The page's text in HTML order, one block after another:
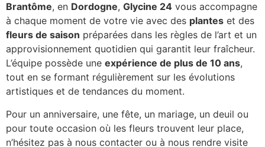
Brantôme, en Dordogne, Glycine 24 vous accompagne
à chaque moment de votre vie avec des plantes et des
fleurs de saison préparées dans les règles de l’art et un
approvisionnement quotidien qui garantit leur fraîcheur.
L’équipe possède une expérience de plus de 10 ans,
tout en se formant régulièrement sur les évolutions
artistiques et de tendances du moment.
Pour un anniversaire, une fête, un mariage, un deuil ou
pour toute occasion où les fleurs trouvent leur place,
n’hésitez pas à nous contacter ou à nous rendre visite